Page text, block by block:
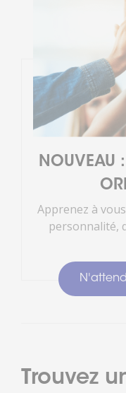
NOUVEAU
Apprenez à
personnalité,
Trouvez